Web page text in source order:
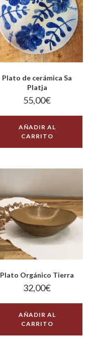
Plato de cerámica Sa
Platja
55,00€
AÑADIR AL
CARRITO
Plato Orgánico Tierra
32,00€
AÑADIR AL
CARRITO